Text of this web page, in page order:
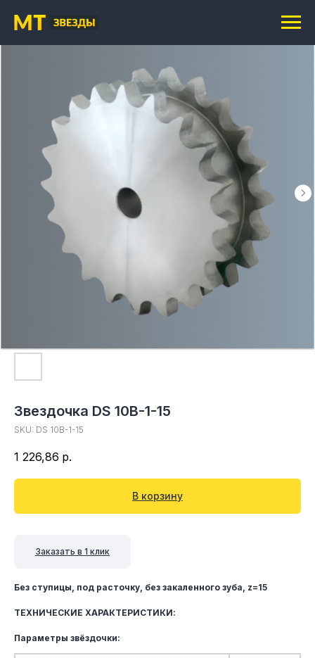
Звездочка DS 10B-1-15
SKU: DS 10B-1-15
1 226,86 р.
В корзину
Заказать в 1 клик
Без ступицы, под расточку, без закаленного зуба, z=15
ТЕХНИЧЕСКИЕ ХАРАКТЕРИСТИКИ:
Параметры звёздочки: